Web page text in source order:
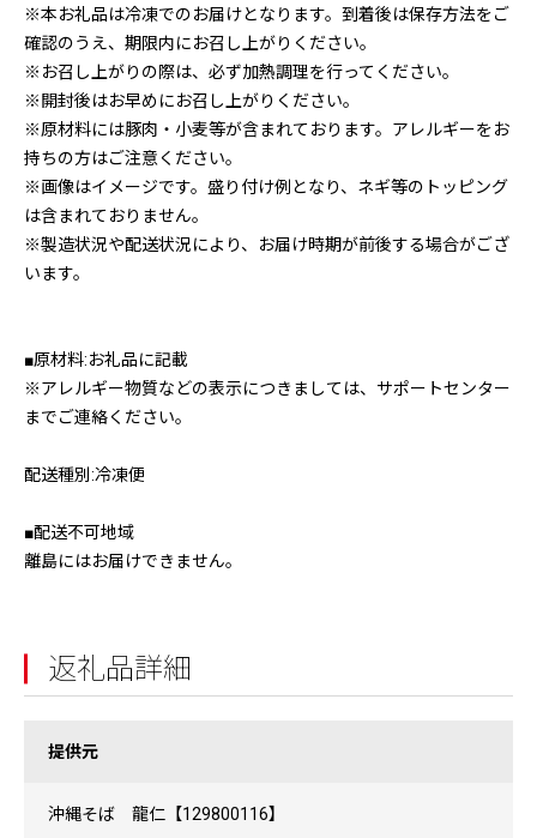
※本お礼品は冷凍でのお届けとなります。到着後は保存方法をご
確認のうえ、期限内にお召し上がりください。
※お召し上がりの際は、必ず加熱調理を行ってください。
※開封後はお早めにお召し上がりください。
※原材料には豚肉・小麦等が含まれております。アレルギーをお
持ちの方はご注意ください。
※画像はイメージです。盛り付け例となり、ネギ等のトッピング
は含まれておりません。
※製造状況や配送状況により、お届け時期が前後する場合がござ
います。
■原材料:お礼品に記載
※アレルギー物質などの表示につきましては、サポートセンター
までご連絡ください。
配送種別:冷凍便
■配送不可地域
離島にはお届けできません。
返礼品詳細
提供元
沖縄そば 龍仁【129800116】